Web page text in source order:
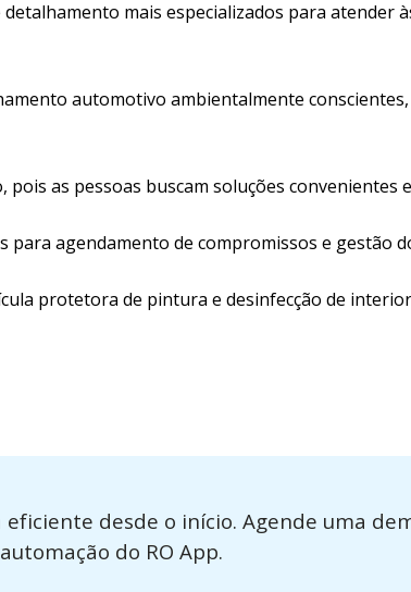
mais especializados para atender
automotivo ambientalmente
as pessoas buscam soluções convenientes
agendamento de compromissos e gestão
protetora de pintura e desinfecção de
desde o início. Agende uma
do RO App.